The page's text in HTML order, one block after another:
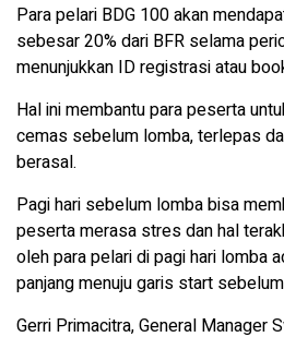
Para pelari BDG 100 akan
sebesar 20% dari BFR selama
menunjukkan ID registrasi atau
Hal ini membantu para peserta
cemas sebelum lomba, terlepas
berasal.
Pagi hari sebelum lomba bisa
peserta merasa stres dan hal
oleh para pelari di pagi hari lomba
panjang menuju garis start
Gerri Primacitra, General Manager